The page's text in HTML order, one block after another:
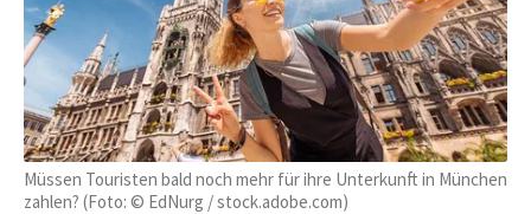
Müssen Touristen bald noch mehr für ihre Unterkunft in München
zahlen? (Foto: © EdNurg / stock.adobe.com)